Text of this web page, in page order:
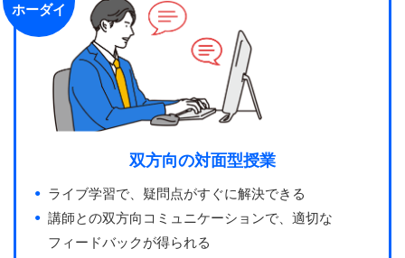
ホーダイ
双方向の対面型授業
ライブ学習で、疑問点がすぐに解決できる
講師との双方向コミュニケーションで、適切な
フィードバックが得られる